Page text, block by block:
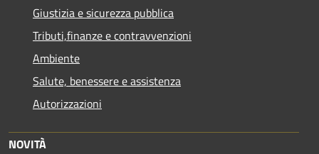
Giustizia e sicurezza pubblica
Tributi,finanze e contravvenzioni
Ambiente
Salute, benessere e assistenza
Autorizzazioni
NOVITÀ